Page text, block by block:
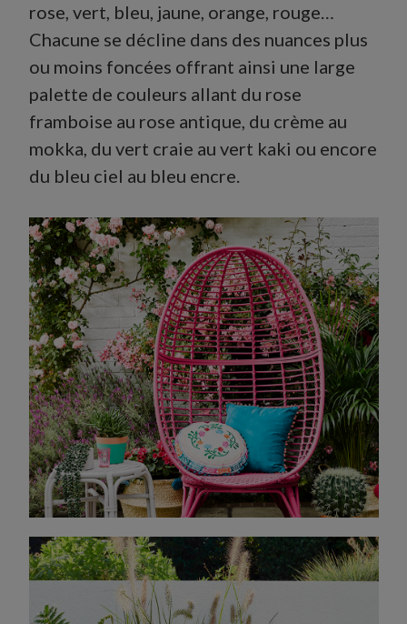
rose, vert, bleu, jaune, orange, rouge…
Chacune se décline dans des nuances plus
ou moins foncées offrant ainsi une large
palette de couleurs allant du rose
framboise au rose antique, du crème au
mokka, du vert craie au vert kaki ou encore
du bleu ciel au bleu encre.